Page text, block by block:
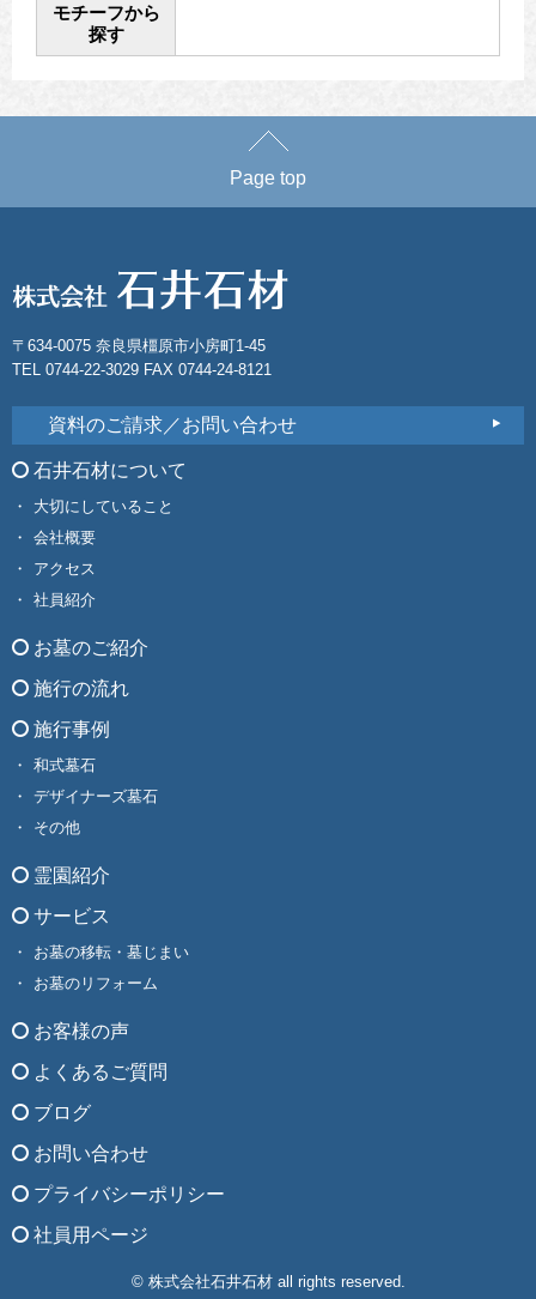
モチーフから
探す
Page top
〒634-0075 奈良県橿原市小房町1-45
TEL 0744-22-3029 FAX 0744-24-8121
資料のご請求／お問い合わせ
石井石材について
大切にしていること
会社概要
アクセス
社員紹介
お墓のご紹介
施行の流れ
施行事例
和式墓石
デザイナーズ墓石
その他
霊園紹介
サービス
お墓の移転・墓じまい
お墓のリフォーム
お客様の声
よくあるご質問
ブログ
お問い合わせ
プライバシーポリシー
社員用ページ
© 株式会社石井石材 all rights reserved.